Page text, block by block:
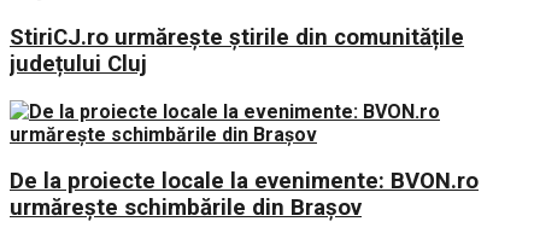
StiriCJ.ro urmărește știrile din comunitățile
județului Cluj
De la proiecte locale la evenimente: BVON.ro
urmărește schimbările din Brașov